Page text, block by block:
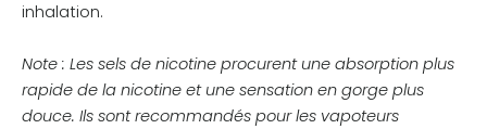
inhalation.
Note : Les sels de nicotine procurent une absorption plus
rapide de la nicotine et une sensation en gorge plus
douce. Ils sont recommandés pour les vapoteurs